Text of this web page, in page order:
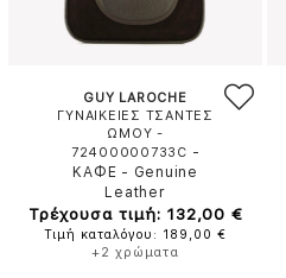
GUY LAROCHE
ΓΥΝΑΙΚΕΙΕΣ ΤΣΑΝΤΕΣ
ΩΜΟΥ -
72400000733C -
ΚΑΦΕ - Genuine
Leather
Τρέχουσα τιμή: 132,00 €
Τιμή καταλόγου: 189,00 €
+2 χρώματα